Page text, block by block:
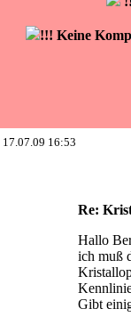
!!! Keine
17.07.09 16:53
Re:
Hallo
ich muß
Gibt